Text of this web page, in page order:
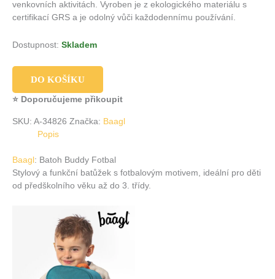
venkovních aktivitách. Vyroben je z ekologického materiálu s
certifikací GRS a je odolný vůči každodennímu používání.
Dostupnost: Skladem
DO KOŠÍKU
⭐ Doporučujeme přikoupit
SKU: A-34826 Značka: Baagl
Popis
Baagl: Batoh Buddy Fotbal
Stylový a funkční batůžek s fotbalovým motivem, ideální pro děti
od předškolního věku až do 3. třídy.